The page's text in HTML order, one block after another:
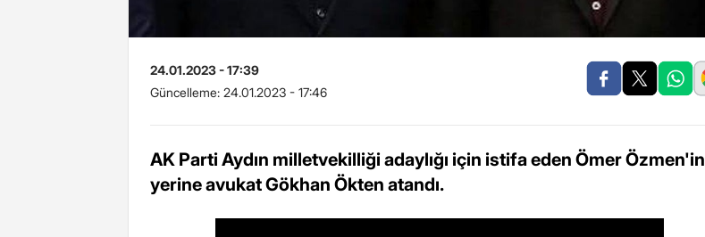
24.01.2023 - 17:39
Güncelleme: 24.01.2023 - 17:46
AK Parti Aydın milletvekilliği adaylığı için istifa eden Ömer Özmen'in
yerine avukat Gökhan Ökten atandı.